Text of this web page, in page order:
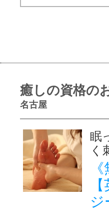
癒しの資格の
名古屋
眠
く
ジ